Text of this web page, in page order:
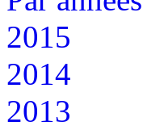
2015
2014
2013